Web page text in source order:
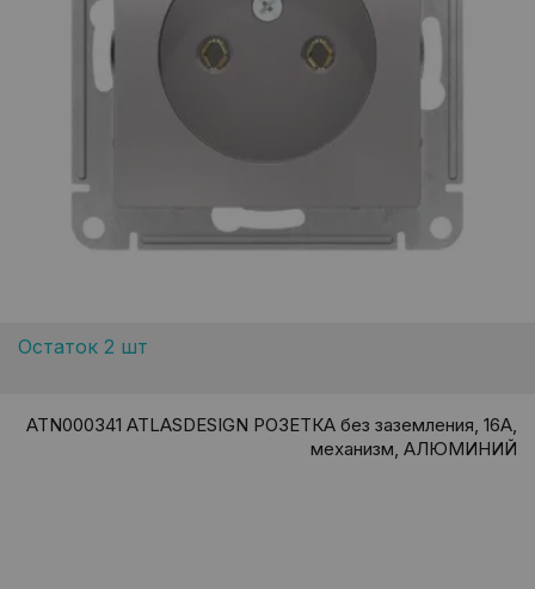
Остаток 2 шт
ATN000341 ATLASDESIGN РОЗЕТКА без заземления, 16А,
механизм, АЛЮМИНИЙ